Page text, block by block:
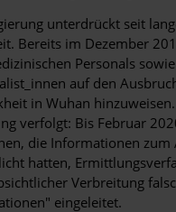
unterdrückt seit
Bereits im Dezember
Personals sowie
auf den
in Wuhan
verfolgt: Bis Februar
die Informationen zum
hatten,
Verbreitung
eingeleitet.